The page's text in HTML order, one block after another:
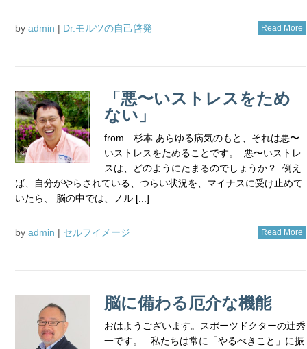
by admin | Dr.モルツの自己啓発 Read More
「悪〜いストレスをため
ない」
from 杉本 あらゆる病気のもと、それは悪〜
いストレスをためることです。 悪〜いストレ
スは、どのようにたまるのでしょうか？ 例え
ば、自分がやらされている、つらい状況を、マイナスに受け止めて
いたら、 脳の中では、ノル [...]
by admin | セルフイメージ Read More
脳に備わる厄介な機能
おはようございます。スポーツドクターの辻秀
一です。 私たちは常に「やるべきこと」に振